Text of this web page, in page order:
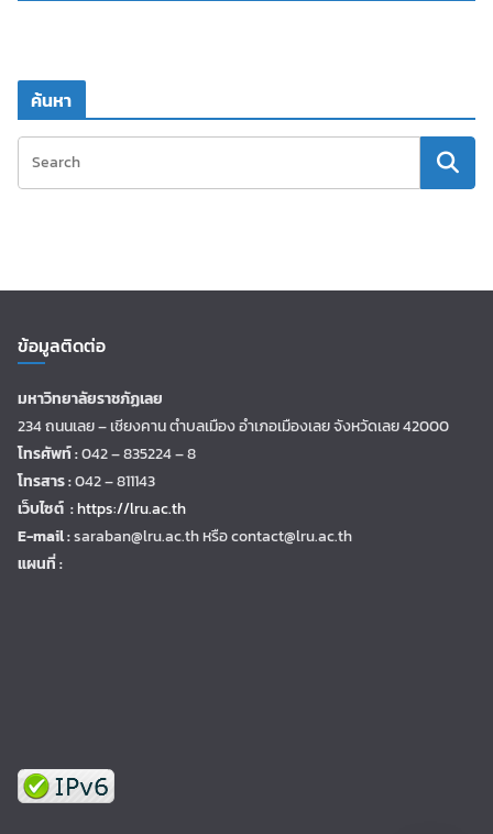
ค้นหา
ข้อมูลติดต่อ
มหาวิทยาลัยราชภัฏเลย
234 ถนนเลย – เชียงคาน ตำบลเมือง อำเภอเมืองเลย จังหวัดเลย 42000
โทรศัพท์ :042 – 835224 – 8
โทรสาร :042 – 811143
เว็บไซต์ :https://lru.ac.th
E-mail :saraban@lru.ac.thหรือ contact@lru.ac.th
แผนที่ :